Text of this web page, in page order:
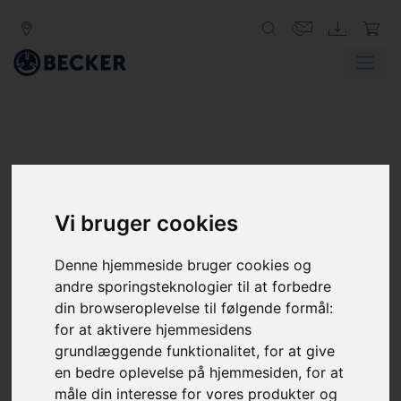
Vi bruger cookies
Denne hjemmeside bruger cookies og
andre sporingsteknologier til at forbedre
din browseroplevelse til følgende formål:
for at aktivere hjemmesidens
grundlæggende funktionalitet,for at give
en bedre oplevelse på hjemmesiden,for at
måle din interesse for vores produkter og